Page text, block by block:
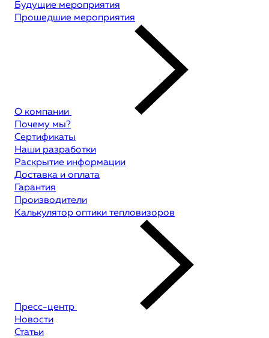
Будущие мероприятия
Прошедшие мероприятия
О компании
Почему мы?
Сертификаты
Наши разработки
Раскрытие информации
Доставка и оплата
Гарантия
Производители
Калькулятор оптики тепловизоров
Пресс-центр
Новости
Статьи